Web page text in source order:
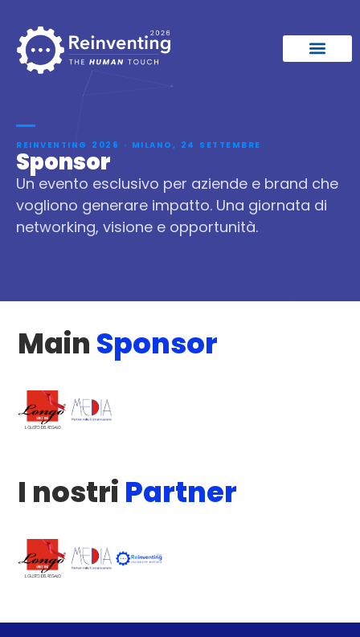
REINVENTING 2026 · MILANO, 24 SETTEMBRE
Sponsor
Un evento esclusivo per aziende e brand che
vogliono generare impatto. Una giornata di
networking, visione e opportunità.
Main Sponsor
I nostri Partner